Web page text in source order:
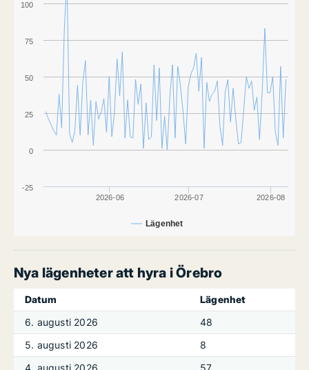
Lägenhet
2026-06 2026-07 2026-08
-25
0
25
50
75
100
Nya lägenheter att hyra i Örebro
Datum
Lägenhet
6. augusti 2026
48
5. augusti 2026
8
4. augusti 2026
57